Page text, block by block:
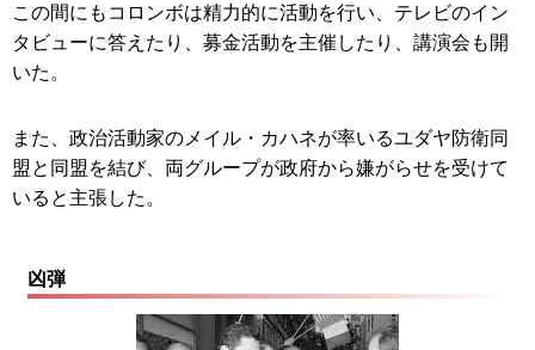
この間にもコロンボは精力的に活動を行い、テレビのイン
タビューに答えたり、募金活動を主催したり、講演会も開
いた。
また、政治活動家のメイル・カハネが率いるユダヤ防衛同
盟と同盟を結び、両グループが政府から嫌がらせを受けて
いると主張した。
凶弾